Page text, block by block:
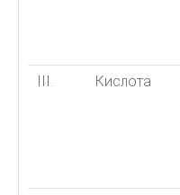
III.
Кислота